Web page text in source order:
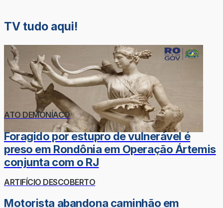
TV tudo aqui!
ATO DEMONÍACO
Foragido por estupro de vulnerável é
preso em Rondônia em Operação Ártemis
conjunta com o RJ
ARTIFÍCIO DESCOBERTO
Motorista abandona caminhão em